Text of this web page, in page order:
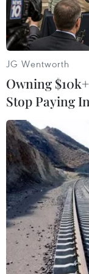
Chiều 31/5,
tạo Hà Nội
đang tích cực
chức Kỳ thi
thông năm
JG Wentworth
Owning
Stop Paying